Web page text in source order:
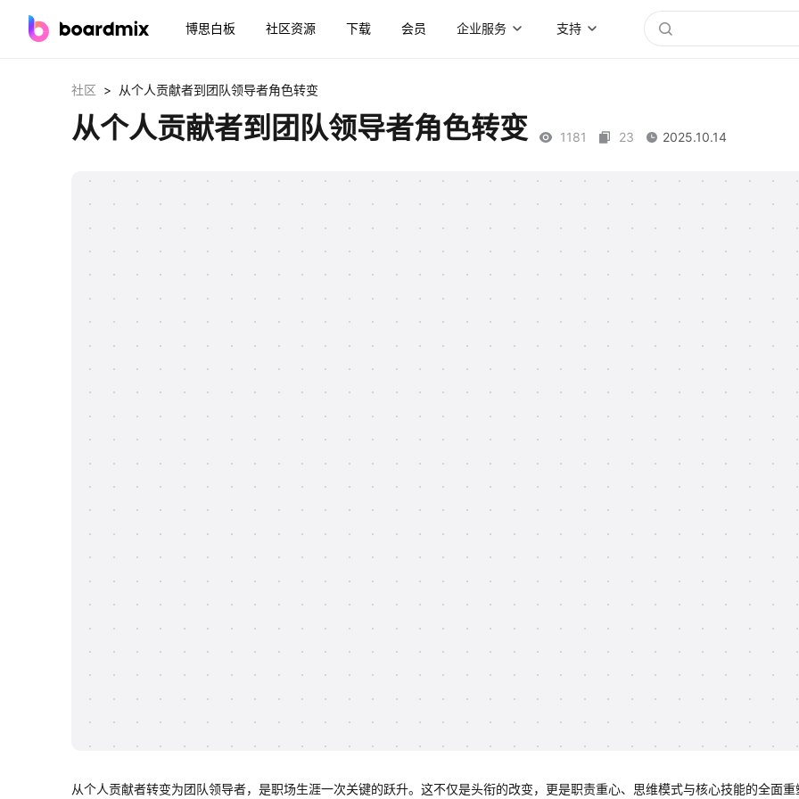
博思白板 社区资源 下载 会员 企业服务 支持
社区 > 从个人贡献者到团队领导者角色转变
从个人贡献者到团队领导者角色转变 1181 23 2025.10.14
从个人贡献者转变为团队领导者，是职场生涯一次关键的跃升。这不仅是头衔的改变，更是职责重心、思维模式与核心技能的全面重